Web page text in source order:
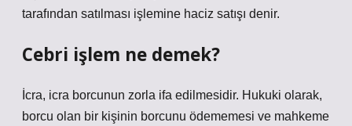
tarafından satılması işlemine haciz satışı denir.
Cebri işlem ne demek?
İcra, icra borcunun zorla ifa edilmesidir. Hukuki olarak,
borcu olan bir kişinin borcunu ödememesi ve mahkeme